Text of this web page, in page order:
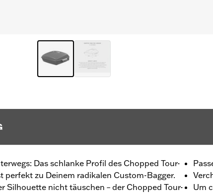
Das schlanke Profil des Chopped Tour-
perfekt zu Deinem radikalen Custom-Bagger.
Silhouette nicht täuschen – der Chopped Tour-
Um